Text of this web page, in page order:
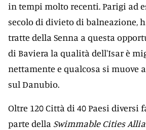
in tempi molto recenti. Parigi ad
secolo di divieto di balneazione,
tratte della Senna a questa
di Baviera la qualità dell'Isar è
nettamente e qualcosa si muove
sul Danubio.
Oltre 120 Città di 40 Paesi diversi
parte della Swimmable Cities